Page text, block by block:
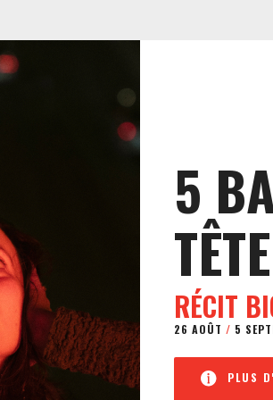
5
TÊTE
RÉCIT
26 AOÛT / 5
PLUS